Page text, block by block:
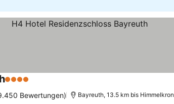
4 Sterne
Bewertungen) Bayreuth, 13.5 km bis Himmelkron